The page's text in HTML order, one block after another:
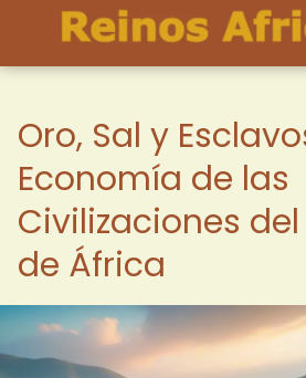
Oro, Sal y
Economía de las
Civilizaciones
de África